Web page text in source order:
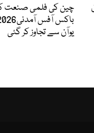
چین کی فلمی صنعت
یوآن سے تجاوز کر گئی